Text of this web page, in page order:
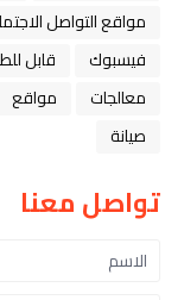
مواقع التواصل
فيسبوك
قابل
معالجات
مواقع
صيانة
تواصل معنا